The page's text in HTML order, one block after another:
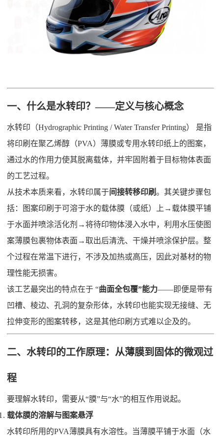
一、什么是水转印？——定义与核心概念
水转印（Hydrographic Printing / Water Transfer Printing） 是指
将印刷在聚乙烯醇（PVA）薄膜或专用水转印纸上的图案，
通过水的作用力使其脱离载体，并牢固附着于目标物体表面
的工艺过程。
从技术本质来看，水转印属于间接转移印刷。其关键步骤包
括：图案印刷于可溶于水的载体膜（或纸）上→载体膜平铺
于水面并喷涂活化剂→将待印物体浸入水中，利用水压使图
案薄膜包裹物体表面→取出后清洗、干燥并喷涂保护层。整
个过程在常温下进行，不涉及加热或高压，因此对基材的物
理性能无损害。
该工艺最突出的特点在于 “曲面全包覆”能力——即便是带有
凹槽、棱边、孔洞的复杂形体，水转印也能实现无接缝、无
拉伸变形的图案转移，这是其他印刷方式难以企及的。
二、水转印的工作原理：从薄膜到固体的微观过
程
要理解水转印，需要从“膜”与“水”的相互作用说起。
载体膜的溶解与图案悬浮
水转印所用的PVA薄膜具有水溶性。当薄膜平铺于水面（水